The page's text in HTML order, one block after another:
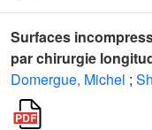
Surfaces
par chirurgie
Domergue, Michel ;